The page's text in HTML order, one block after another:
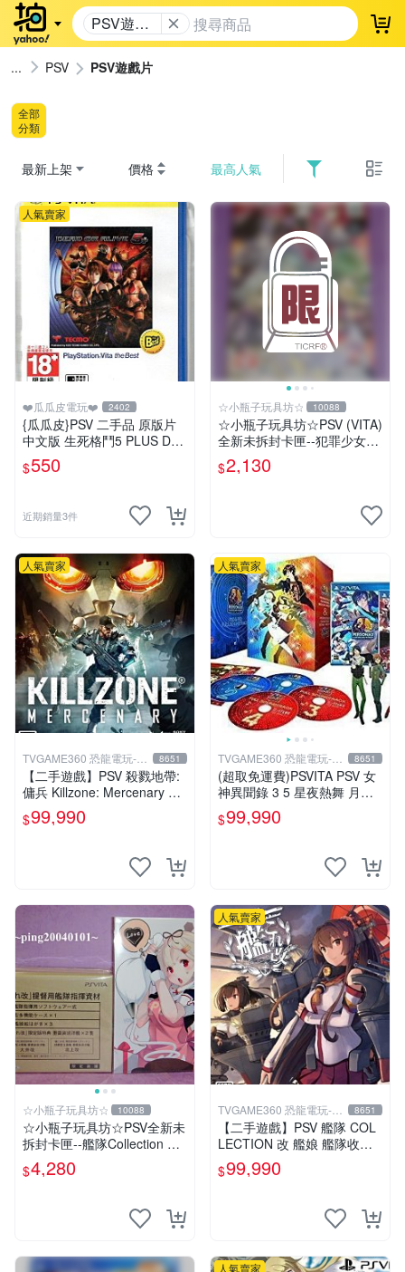
PSV遊戲
片
登
PSV PSV遊戲片
全部
分類
最新上架 價格 最高人氣
人氣賣家
❤️瓜瓜皮電玩❤️ 2402
{瓜瓜皮}PSV 二手品 原版片
中文版 生死格鬥5 PLUS Dea
d or Alive 5(遊戲都有回收)
$550
近期銷量3件
☆小瓶子玩具坊☆ 10088
☆小瓶子玩具坊☆PSV (VITA)
全新未拆封卡匣--犯罪少女2
《Criminal Girls 2》限定版
$2,130
人氣賣家
TVGAME360 恐龍電玩-台
中店
8651
【二手遊戲】PSV 殺戮地帶:
傭兵 Killzone: Mercenary 中
文版【台中恐龍電玩】
$99,990
人氣賣家
TVGAME360 恐龍電玩-台
中店
8651
(超取免運費)PSVITA PSV 女
神異聞錄 3 5 星夜熱舞 月夜
熱舞 雙重加值包 限定版 P5D
P3D 中文版
$99,990
☆小瓶子玩具坊☆ 10088
☆小瓶子玩具坊☆PSV全新未
拆封卡匣--艦隊Collection 改
《艦隊收藏 改》限定版 (日
版) +特典--資料夾
$4,280
人氣賣家
TVGAME360 恐龍電玩-台
中店
8651
【二手遊戲】PSV 艦隊 COL
LECTION 改 艦娘 艦隊收藏
KANTAI 日文版【台中恐龍電
玩】
$99,990
人氣賣家